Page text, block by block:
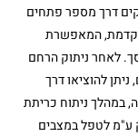
דרך מספר פתחים
המאפשרת
לאחר ניתוק הרחם
להוציאו דרך
במהלך ניתוח כריתת
ע"מ לטפל במצבים